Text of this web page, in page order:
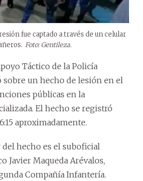
fue captado a través de un celular
Foto: Gentileza.
Táctico de la Policía
un hecho de lesión en el
públicas en la
El hecho se registró
aproximadamente.
hecho es el suboficial
Javier Maqueda Arévalos,
Compañía Infantería.